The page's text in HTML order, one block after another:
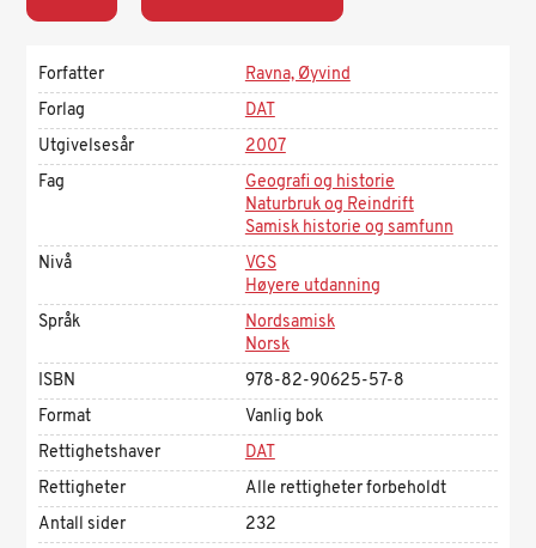
Forfatter
Ravna, Øyvind
Forlag
DAT
Utgivelsesår
2007
Fag
Geografi og historie
Naturbruk og Reindrift
Samisk historie og samfunn
Nivå
VGS
Høyere utdanning
Språk
Nordsamisk
Norsk
ISBN
978-82-90625-57-8
Format
Vanlig bok
Rettighetshaver
DAT
Rettigheter
Alle rettigheter forbeholdt
Antall sider
232